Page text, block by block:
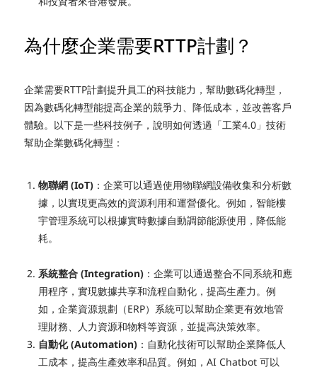
為什麼企業需要RTTP計劃？
企業需要RTTP計劃提升員工的科技能力，幫助數碼化轉型，
因為數碼化轉型能提高企業的競爭力、降低成本，並改善客戶
體驗。以下是一些科技例子，說明如何透過 「工業4.0」技術
幫助企業數碼化轉型：
物聯網 (IoT) ：企業可以通過使用物聯網設備收集和分析數
據，以實現更高效的資源利用和運營優化。例如，智能樓
宇管理系統可以根據實時數據自動調節能源使用，降低能
耗。
系統整合 (Integration) ：企業可以通過整合不同系統和應
用程序，實現數據共享和流程自動化，提高生產力。例
如，企業資源規劃（ERP）系統可以幫助企業更有效地管
理財務、人力資源和物料等資源，並提高決策效率。
自動化 (Automation) ：自動化技術可以幫助企業降低人
工成本，提高生產效率和品質。例如，AI Chatbot 可以